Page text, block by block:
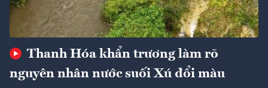
Thanh Hóa khẩn trương làm rõ
nguyên nhân nước suối Xú đổi màu